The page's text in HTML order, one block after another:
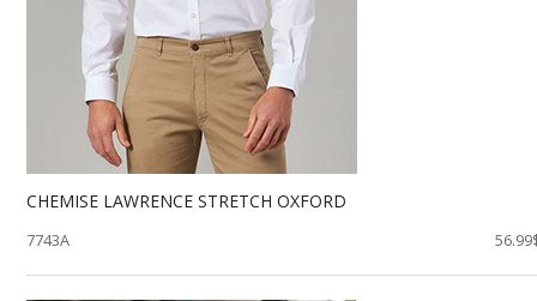
CHEMISE LAWRENCE STRETCH OXFORD
7743A